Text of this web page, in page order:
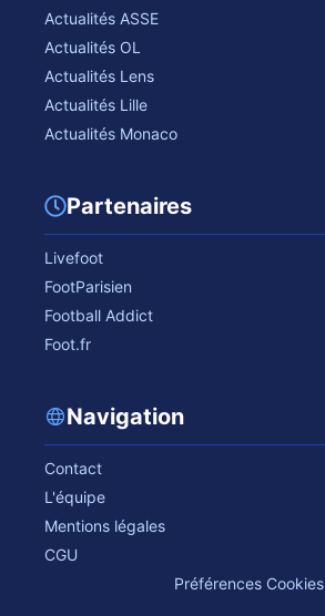
Actualités ASSE
Actualités OL
Actualités Lens
Actualités Lille
Actualités Monaco
Partenaires
Livefoot
FootParisien
Football Addict
Foot.fr
Navigation
Contact
L'équipe
Mentions légales
CGU
Préférences Cookies